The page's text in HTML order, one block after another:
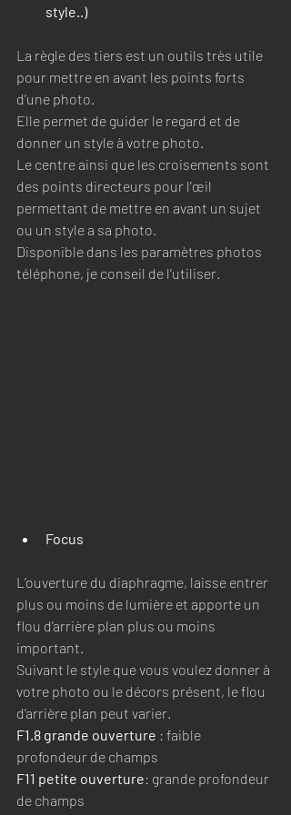
style..)
La règle des tiers est un outils très utile
pour mettre en avant les points forts
d’une photo.
Elle permet de guider le regard et de
donner un style à votre photo.
Le centre ainsi que les croisements sont
des points directeurs pour l’œil
permettant de mettre en avant un sujet
ou un style a sa photo.
Disponible dans les paramètres photos
téléphone, je conseil de l’utiliser.
Focus
L’ouverture du diaphragme, laisse entrer
plus ou moins de lumière et apporte un
flou d’arrière plan plus ou moins
important.
Suivant le style que vous voulez donner à
votre photo ou le décors présent, le flou
d’arrière plan peut varier.
F1.8 grande ouverture : faible
profondeur de champs
F11 petite ouverture: grande profondeur
de champs